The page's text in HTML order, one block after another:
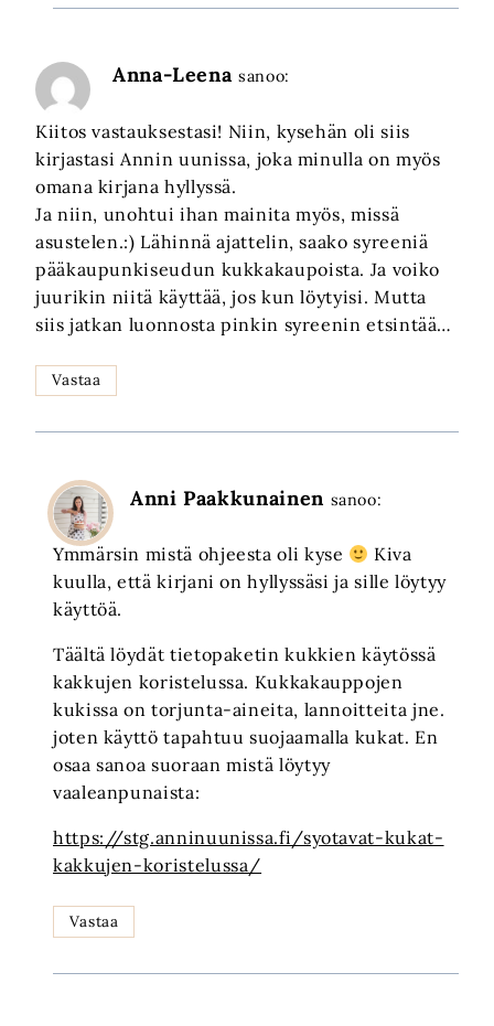
Anna-Leena sanoo:
Kiitos vastauksestasi! Niin, kysehän oli siis
kirjastasi Annin uunissa, joka minulla on myös
omana kirjana hyllyssä.
Ja niin, unohtui ihan mainita myös, missä
asustelen.:) Lähinnä ajattelin, saako syreeniä
pääkaupunkiseudun kukkakaupoista. Ja voiko
juurikin niitä käyttää, jos kun löytyisi. Mutta
siis jatkan luonnosta pinkin syreenin etsintää…
Vastaa
Anni Paakkunainen sanoo:
Ymmärsin mistä ohjeesta oli kyse
Kiva
kuulla, että kirjani on hyllyssäsi ja sille löytyy
käyttöä.
Täältä löydät tietopaketin kukkien käytössä
kakkujen koristelussa. Kukkakauppojen
kukissa on torjunta-aineita, lannoitteita jne.
joten käyttö tapahtuu suojaamalla kukat. En
osaa sanoa suoraan mistä löytyy
vaaleanpunaista:
https://stg.anninuunissa.fi/syotavat-kukat-
kakkujen-koristelussa/
Vastaa